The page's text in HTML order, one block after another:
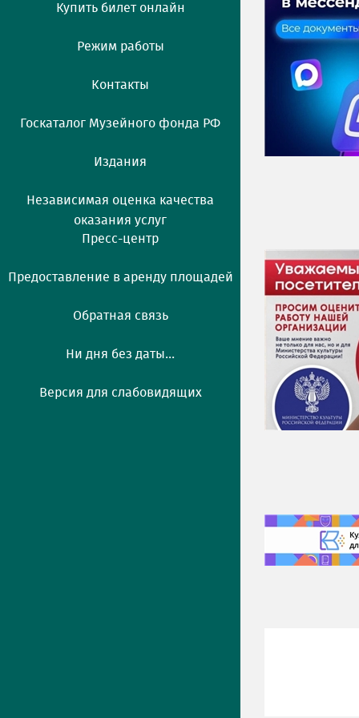
Купить билет онлайн
Режим работы
Контакты
Госкаталог Музейного фонда РФ
Издания
Независимая оценка качества
оказания услуг
Пресс-центр
Предоставление в аренду площадей
Обратная связь
Ни дня без даты...
Версия для слабовидящих